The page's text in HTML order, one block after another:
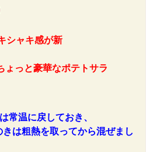
シャキ感が新
っと豪華なポテトサラ
常温に戻しておき、
は粗熱を取ってから混ぜまし